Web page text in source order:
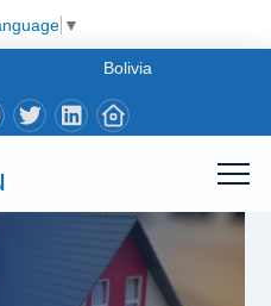
▼
Bolivia